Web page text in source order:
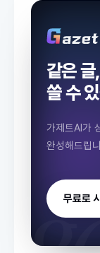
같은
쓸 수
가제트AI가
완성해드립
무료로